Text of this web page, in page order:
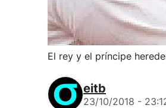
El rey y el príncipe
eitb
23/10/2018 -